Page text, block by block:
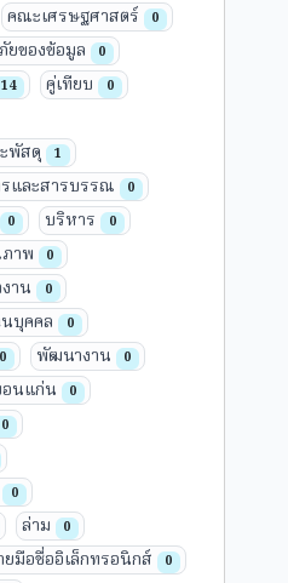
คณะเศรษฐศาสตร์ 0
ยของข้อมูล 0
14 คู่เทียบ 0
พัสดุ 1
และสารบรรณ 0
0 บริหาร 0
าพ 0
าน 0
บุคคล 0
0 พัฒนางาน 0
อนแก่น 0
0
0
ล่าม 0
ยมือชื่ออิเล็กทรอนิกส์ 0